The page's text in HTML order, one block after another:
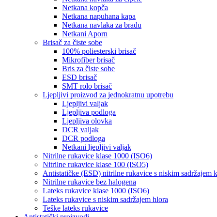
Netkana kopča
Netkana napuhana kapa
Netkana navlaka za bradu
Netkani Aporn
Brisač za čiste sobe
100% poliesterski brisač
Mikrofiber brisač
Bris za čiste sobe
ESD brisač
SMT rolo brisač
Ljepljivi proizvod za jednokratnu upotrebu
Ljepljivi valjak
Ljepljiva podloga
Ljepljiva olovka
DCR valjak
DCR podloga
Netkani ljepljivi valjak
Nitrilne rukavice klase 1000 (ISO6)
Nitrilne rukavice klase 100 (ISO5)
Antistatičke (ESD) nitrilne rukavice s niskim sadržajem
Nitrilne rukavice bez halogena
Lateks rukavice klase 1000 (ISO6)
Lateks rukavice s niskim sadržajem hlora
Teške lateks rukavice